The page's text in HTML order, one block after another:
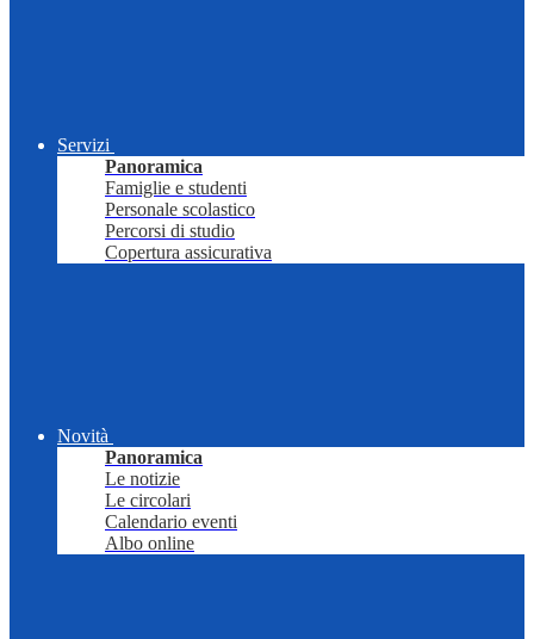
Servizi
Panoramica
Famiglie e studenti
Personale scolastico
Percorsi di studio
Copertura assicurativa
Novità
Panoramica
Le notizie
Le circolari
Calendario eventi
Albo online